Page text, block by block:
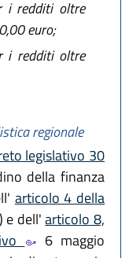
i redditi oltre
euro;
i redditi oltre
regionale
legislativo 30
della finanza
articolo 4 della
e dell'articolo 8,
6 maggio